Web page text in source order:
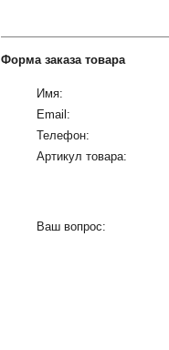
Форма заказа товара
Имя:
Email:
Телефон:
Артикул товара:
Ваш вопрос: